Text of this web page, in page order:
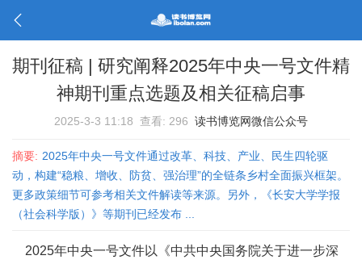
期刊征稿 | 研究阐释2025年中央一号文件精
神期刊重点选题及相关征稿启事
2025-3-3 11:18 查看: 296 读书博览网微信公众号
摘要: 2025年中央一号文件通过改革、科技、产业、民生四轮驱
动，构建“稳粮、增收、防贫、强治理”的全链条乡村全面振兴框架。
更多政策细节可参考相关文件解读等来源。另外，《长安大学学报
（社会科学版）》等期刊已经发布 ...
2025年中央一号文件以《中共中央国务院关于进一步深